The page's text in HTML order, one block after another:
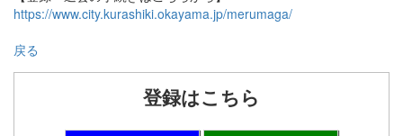
https://www.city.kurashiki.okayama.jp/merumaga/
戻る
登録はこちら